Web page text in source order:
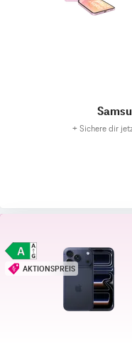
+ Sichere dir
AKTIONSPREIS